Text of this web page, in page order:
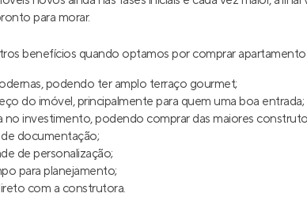
para morar.
benefícios quando optamos por comprar
podendo ter amplo terraço gourmet;
do imóvel, principalmente para quem uma boa entrada;
no investimento, podendo comprar das maiores
de documentação;
de personalização;
para planejamento;
com a construtora.